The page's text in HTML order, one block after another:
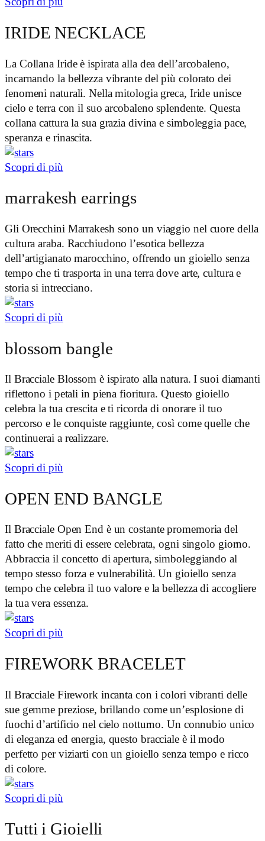
IRIDE NECKLACE
La Collana Iride è ispirata alla dea dell’arcobaleno,
incarnando la bellezza vibrante del più colorato dei
fenomeni naturali. Nella mitologia greca, Iride unisce
cielo e terra con il suo arcobaleno splendente. Questa
collana cattura la sua grazia divina e simboleggia pace,
speranza e rinascita.
Scopri di più
marrakesh earrings
Gli Orecchini Marrakesh sono un viaggio nel cuore della
cultura araba. Racchiudono l’esotica bellezza
dell’artigianato marocchino, offrendo un gioiello senza
tempo che ti trasporta in una terra dove arte, cultura e
storia si intrecciano.
Scopri di più
blossom bangle
Il Bracciale Blossom è ispirato alla natura. I suoi diamanti
riflettono i petali in piena fioritura. Questo gioiello
celebra la tua crescita e ti ricorda di onorare il tuo
percorso e le conquiste raggiunte, così come quelle che
continuerai a realizzare.
Scopri di più
OPEN END BANGLE
Il Bracciale Open End è un costante promemoria del
fatto che meriti di essere celebrata, ogni singolo giorno.
Abbraccia il concetto di apertura, simboleggiando al
tempo stesso forza e vulnerabilità. Un gioiello senza
tempo che celebra il tuo valore e la bellezza di accogliere
la tua vera essenza.
Scopri di più
FIREWORK BRACELET
Il Bracciale Firework incanta con i colori vibranti delle
sue gemme preziose, brillando come un’esplosione di
fuochi d’artificio nel cielo notturno. Un connubio unico
di eleganza ed energia, questo bracciale è il modo
perfetto per viziarti con un gioiello senza tempo e ricco
di colore.
Scopri di più
Tutti i Gioielli